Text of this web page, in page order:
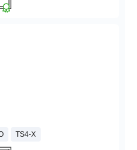
TS4-X